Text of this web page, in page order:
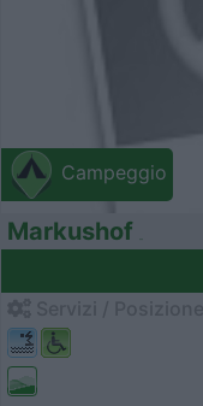
Campeggio
Markushof